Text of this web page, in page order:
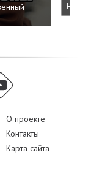
О проекте
Контакты
Карта сайта